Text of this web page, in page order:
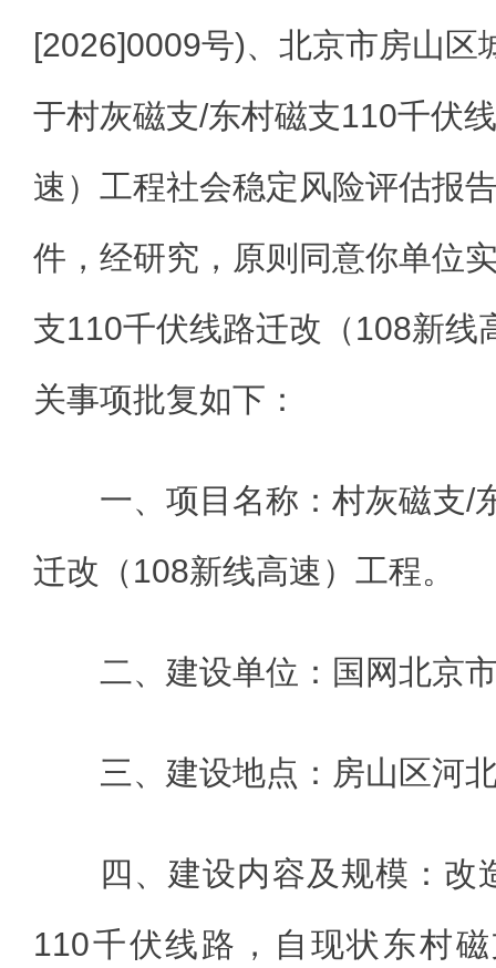
[2026]0009号)、北京市房山区
于村灰磁支/东村磁支110千伏
速）工程社会稳定风险评估报
件，经研究，原则同意你单位
支110千伏线路迁改（108新线
关事项批复如下：
一、项目名称：村灰磁支/
迁改（108新线高速）工程。
二、建设单位：国网北京
三、建设地点：房山区河
四、建设内容及规模：改
110千伏线路，自现状东村